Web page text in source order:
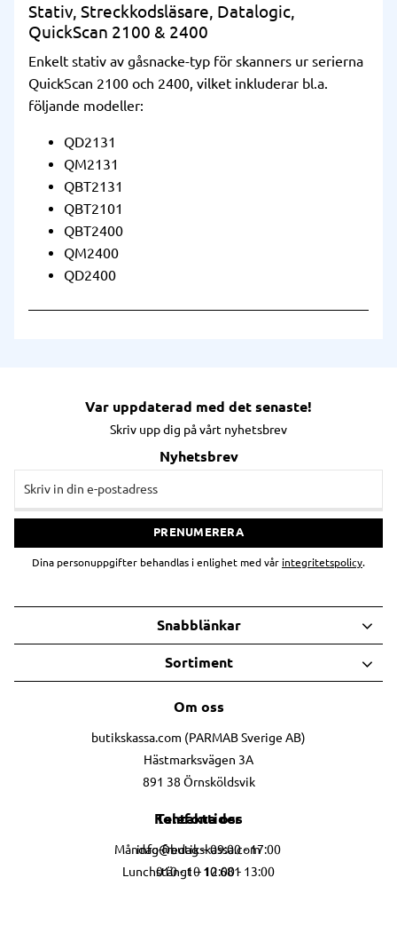
Stativ, Streckkodsläsare, Datalogic,
QuickScan 2100 & 2400
Enkelt stativ av gåsnacke-typ för skanners ur serierna
QuickScan 2100 och 2400, vilket inkluderar bl.a.
följande modeller:
QD2131
QM2131
QBT2131
QBT2101
QBT2400
QM2400
QD2400
Var uppdaterad med det senaste!
Skriv upp dig på vårt nyhetsbrev
Nyhetsbrev
PRENUMERERA
Dina personuppgifter behandlas i enlighet med vår integritetspolicy.
Om oss
butikskassa.com (PARMAB Sverige AB)
Hästmarksvägen 3A
891 38 Örnsköldsvik
Kontakta oss
info@butikskassa.com
010 - 10 10 681
Telefontider
Måndag-fredag – 09:00 - 17:00
Lunchstängt – 12:00 - 13:00
Snabblänkar
Sortiment